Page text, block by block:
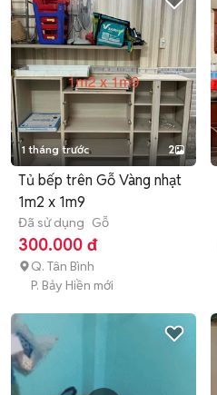
1 tháng trước 2
Tủ bếp trên Gỗ Vàng nhạt
1m2 x 1m9
Đã sử dụng Gỗ
300.000 đ
Q. Tân Bình
P. Bảy Hiền mới